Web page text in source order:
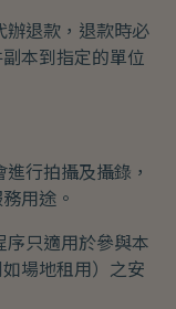
退款，退款時必
本到指定的單位
行拍攝及攝錄，
用途。
只適用於參與本
場地租用）之安